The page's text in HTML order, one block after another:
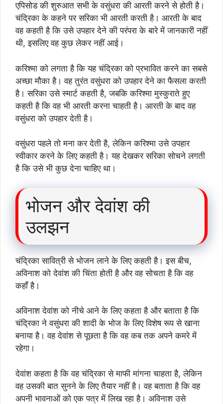
एपिसोड की शुरुआत सभी के वसुंधरा की आरती करने से होती है।
चंद्रिका के कहने पर सरिका भी आरती करती है। आरती के बाद
वह कहती है कि उसे उपहार देने की परंपरा के बारे में जानकारी नहीं
थी, इसलिए वह कुछ लेकर नहीं आई।
करिश्मा को लगता है कि यह चंद्रिका को प्रभावित करने का सबसे
अच्छा मौका है। वह तुरंत वसुंधरा को उपहार देने का फैसला करती
है। सरिका उसे स्मार्ट कहती है, जबकि करिश्मा मुस्कुराते हुए
कहती है कि वह भी आरती करना चाहती है। आरती के बाद वह
वसुंधरा को उपहार देती है।
वसुंधरा पहले तो मना कर देती है, लेकिन करिश्मा उसे उपहार
स्वीकार करने के लिए कहती है। यह देखकर सरिका सोचने लगती
है कि उसे भी कुछ देना चाहिए था।
भोजन और देवांश की
उलझन
चंद्रिका सावित्री से भोजन लाने के लिए कहती है। इस बीच,
अविनाश को देवांश की चिंता होती है और वह सोचता है कि वह
कहाँ है।
अविनाश देवांश को नीचे आने के लिए कहता है और बताता है कि
चंद्रिका ने वसुंधरा की शादी के भोज के लिए विशेष रूप से खाना
बनाया है। वह देवांश से पूछता है कि वह कब तक अपने कमरे में
रहेगा।
देवांश कहता है कि वह चंद्रिका से माफी मांगना चाहता है, लेकिन
वह उसकी बात सुनने के लिए तैयार नहीं है। वह बताता है कि वह
अपनी भावनाओं को एक पत्र में लिख रहा है। अविनाश उसे